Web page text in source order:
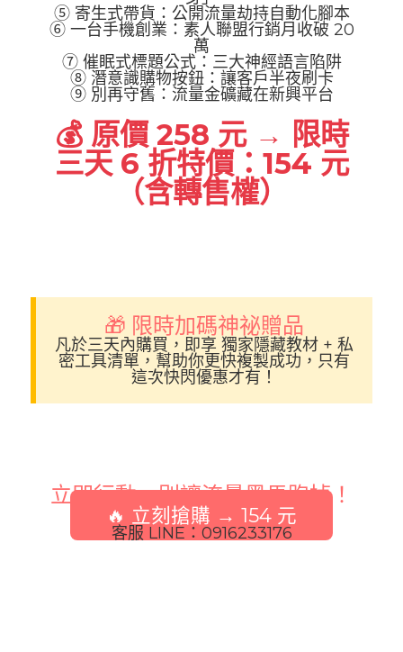
⑤ 寄生式帶貨：公開流量劫持自動化腳本
⑥ 一台手機創業：素人聯盟行銷月收破 20
萬
⑦ 催眠式標題公式：三大神經語言陷阱
⑧ 潛意識購物按鈕：讓客戶半夜刷卡
⑨ 別再守舊：流量金礦藏在新興平台
💰 原價 258 元 → 限時
三天 6 折特價：154 元
（含轉售權）
🎁 限時加碼神祕贈品
凡於三天內購買，即享 獨家隱藏教材 + 私
密工具清單 ，幫助你更快複製成功，只有
這次快閃優惠才有！
立即行動，別讓流量黑馬跑掉！
🔥 立刻搶購 → 154 元
客服 LINE：0916233176